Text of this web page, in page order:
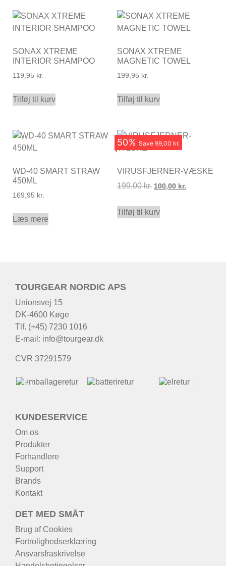
SONAX XTREME
INTERIOR SHAMPOO
119,95 kr.
Tilføj til kurv
SONAX XTREME
MAGNETIC TOWEL
199,95 kr.
Tilføj til kurv
WD-40 SMART STRAW
450ML
169,95 kr.
Læs mere
50% Save 99,00 kr.
VIRUSFJERNER-VÆSKE
199,00kr. 100,00 kr.
Tilføj til kurv
TOURGEAR NORDIC APS
Unionsvej 15
DK-4600 Køge
Tlf. (+45) 7230 1016
E-mail: info@tourgear.dk
CVR 37291579
KUNDESERVICE
Om os
Produkter
Forhandlere
Support
Brands
Kontakt
DET MED SMÅT
Brug af Cookies
Fortrolighedserklæring
Ansvarsfraskrivelse